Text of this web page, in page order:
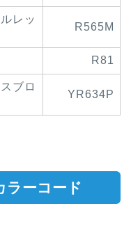
レッ
R565M
R81
ブロ
YR634P
ラーコード